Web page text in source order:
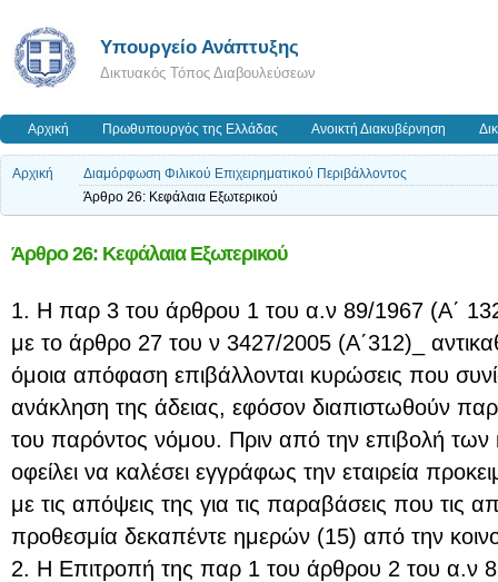
Υπουργείο Ανάπτυξης
Δικτυακός Τόπος Διαβουλεύσεων
Αρχική Πρωθυπουργός της Ελλάδας Ανοικτή Διακυβέρνηση
Αρχική
Διαμόρφωση Φιλικού Επιχειρηματικού Περιβάλλοντος
Άρθρο 26: Κεφάλαια Εξωτερικού
Άρθρο 26: Κεφάλαια Εξωτερικού
1. Η παρ 3 του άρθρου 1 του α.ν 89/1967 (Α΄
με το άρθρο 27 του ν 3427/2005 (Α΄312)_
όμοια απόφαση επιβάλλονται κυρώσεις που
ανάκληση της άδειας, εφόσον διαπιστωθούν
του παρόντος νόμου. Πριν από την επιβολή των
οφείλει να καλέσει εγγράφως την εταιρεία
με τις απόψεις της για τις παραβάσεις που τις
προθεσμία δεκαπέντε ημερών (15) από την
2. Η Επιτροπή της παρ 1 του άρθρου 2 του α.ν